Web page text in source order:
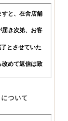
について